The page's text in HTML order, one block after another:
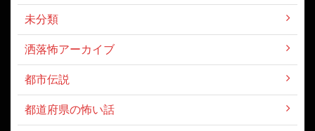
未分類
洒落怖アーカイブ
都市伝説
都道府県の怖い話